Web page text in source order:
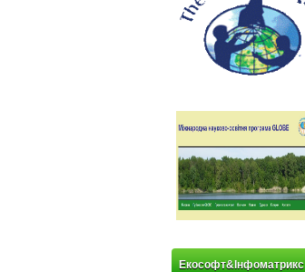
Екософт&Інфоматрикс